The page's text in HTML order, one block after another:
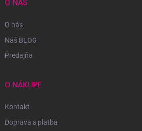
O NÁS
O nás
Náš BLOG
Predajňa
O NÁKUPE
Kontakt
Doprava a platba